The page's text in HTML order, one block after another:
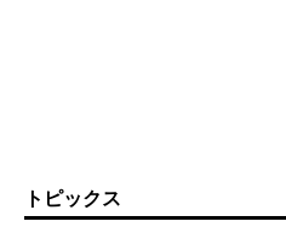
トピックス